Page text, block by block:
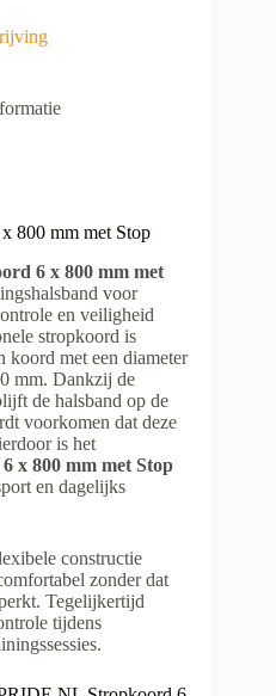
800 mm met Stop
6 x 800 mm met
voor
en veiligheid
stropkoord is
koord met een diameter
mm. Dankzij de
de halsband op de
voorkomen dat deze
is het
x 800 mm met Stop
en dagelijks
constructie
zonder dat
Tegelijkertijd
tijdens